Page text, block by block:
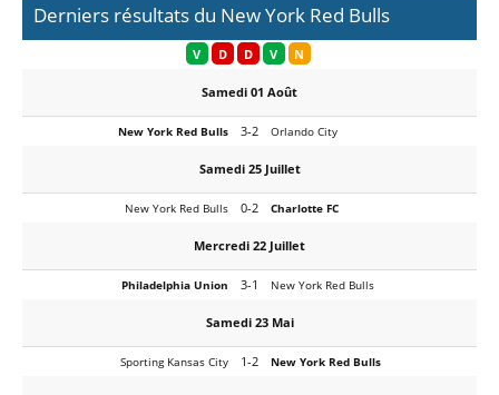
Derniers résultats du New York Red Bulls
V D D V N
Samedi 01 Août
New York Red Bulls 3-2 Orlando City
Samedi 25 Juillet
New York Red Bulls 0-2 Charlotte FC
Mercredi 22 Juillet
Philadelphia Union 3-1 New York Red Bulls
Samedi 23 Mai
Sporting Kansas City 1-2 New York Red Bulls